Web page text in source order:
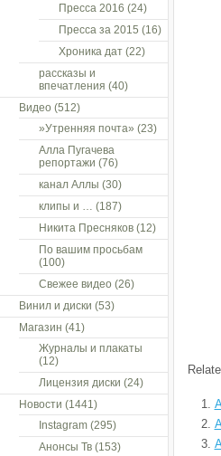
Пресса 2016 (24)
Пресса за 2015 (16)
Хроника дат(22)
рассказы и
впечатления (40)
Видео (512)
»Утренняя почта» (23)
Алла Пугачева
репортажи (76)
канал Аллы (30)
клипы и … (187)
Никита Пресняков(12)
По вашим просьбам
(100)
Свежее видео (26)
Винил и диски (53)
Магазин (41)
Журналы и плакаты
(12)
Лицензия диски (24)
Новости (1441)
Instagram(295)
Анонсы Тв(153)